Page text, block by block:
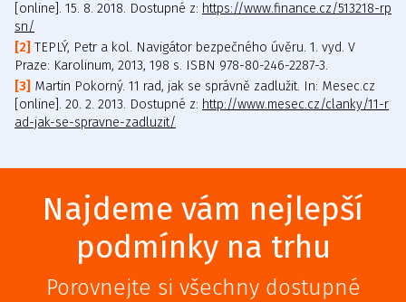
[online]. 15. 8. 2018. Dostupné z: https://www.finance.cz/513218-rp
sn/
TEPLÝ, Petr a kol. Navigátor bezpečného úvěru. 1. vyd. V
Praze: Karolinum, 2013, 198 s. ISBN 978-80-246-2287-3.
Martin Pokorný. 11 rad, jak se správně zadlužit. In: Mesec.cz
[online]. 20. 2. 2013. Dostupné z: http://www.mesec.cz/clanky/11-r
ad-jak-se-spravne-zadluzit/
Najdeme vám nejlepší
podmínky na trhu
Porovnejte si všechny dostupné